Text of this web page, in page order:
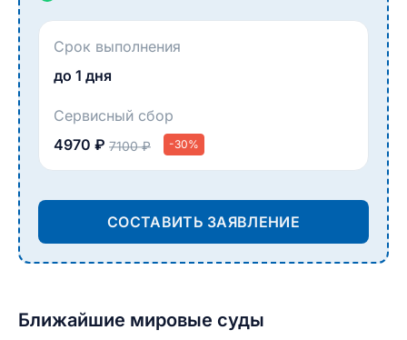
Срок выполнения
до 1 дня
Сервисный сбор
4970 ₽ 7100 ₽ -30%
СОСТАВИТЬ ЗАЯВЛЕНИЕ
Ближайшие мировые суды